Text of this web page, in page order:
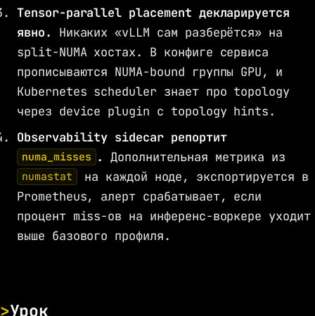
Tensor-parallel placement декларируется
явно.
Никаких «vLLM сам разберётся» на
split-NUMA хостах. В конфиге сервиса
прописываются NUMA-bound группы GPU, и
Kubernetes scheduler знает про topology
через device plugin с topology hints.
Observability sidecar репортит
numa_misses . Дополнительная метрика из
numastat
на каждой ноде, экспортируется в
Prometheus, алерт срабатывает, если
процент miss-ов на инференс-воркере уходит
выше базового профиля.
Урок